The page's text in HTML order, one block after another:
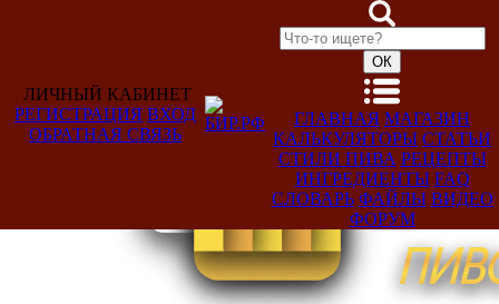
Добро
ЛИЧНЫЙ КАБИНЕТ
РЕГИСТРАЦИЯ ВХОД
ОБРАТНАЯ СВЯЗЬ
ГЛАВНАЯ МАГАЗИН
КАЛЬКУЛЯТОРЫ СТАТЬИ
СТИЛИ ПИВА РЕЦЕПТЫ
ИНГРЕДИЕНТЫ FAQ
СЛОВАРЬ ФАЙЛЫ ВИДЕО
ФОРУМ